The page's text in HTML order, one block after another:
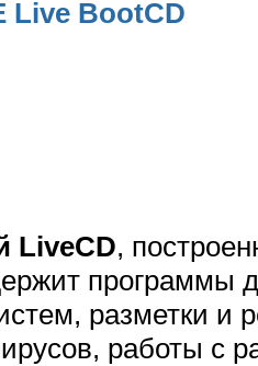
Live BootCD
LiveCD,
программы
разметки и
работы с